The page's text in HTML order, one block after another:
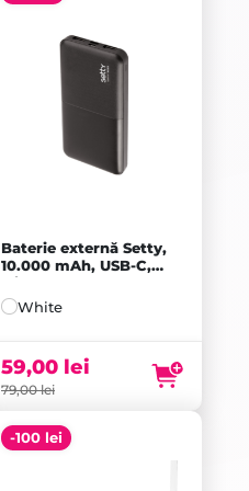
Baterie externă Setty,
10.000 mAh, USB-C,
Micro-USB, 2x USB-A,
Black
White
79,00lei
59,00 lei
-100 lei